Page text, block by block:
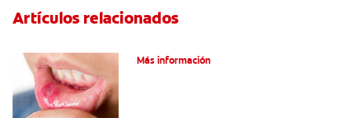
Artículos relacionados
Más información